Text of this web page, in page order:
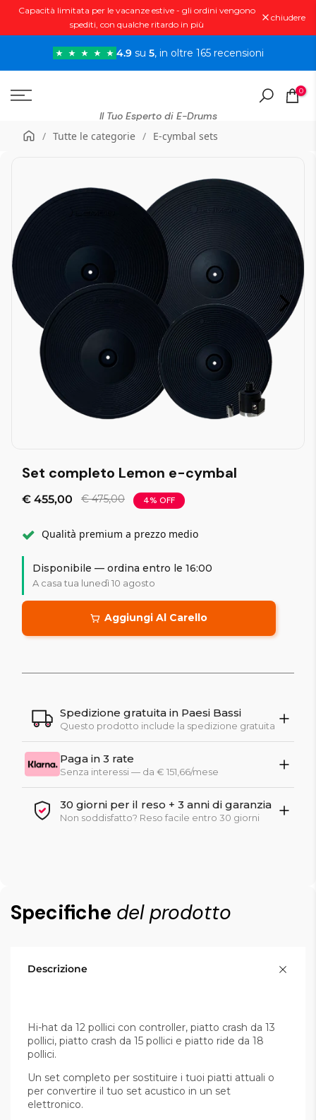
Vai
al
contenuto
Capacità limitata per le vacanze estive - gli ordini vengono
spediti, con qualche ritardo in più
chiudere
4.9su 5, in oltre 165 recensioni
Il Tuo Esperto di E-Drums
0
/ Tutte le categorie / E-cymbal sets
Set completo Lemon e-cymbal
€ 455,00 € 475,00 4% OFF
Qualità premium a prezzo medio
Disponibile — ordina entro le 16:00
A casa tua lunedì 10 agosto
Aggiungi Al Carello
Spedizione gratuita in Paesi Bassi
Questo prodotto include la spedizione gratuita
Paga in 3 rate
Senza interessi — da € 151,66/mese
30 giorni per il reso + 3 anni di garanzia
Non soddisfatto? Reso facile entro 30 giorni
Specifiche del prodotto
Descrizione
Hi-hat da 12 pollici con controller, piatto crash da 13
pollici, piatto crash da 15 pollici e piatto ride da 18
pollici.
Un set completo per sostituire i tuoi piatti attuali o
per convertire il tuo set acustico in un set
elettronico.